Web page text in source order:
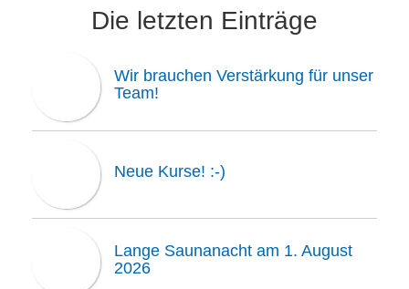
Die letzten Einträge
Wir brauchen Verstärkung für unser
Team!
Neue Kurse! :-)
Lange Saunanacht am 1. August
2026